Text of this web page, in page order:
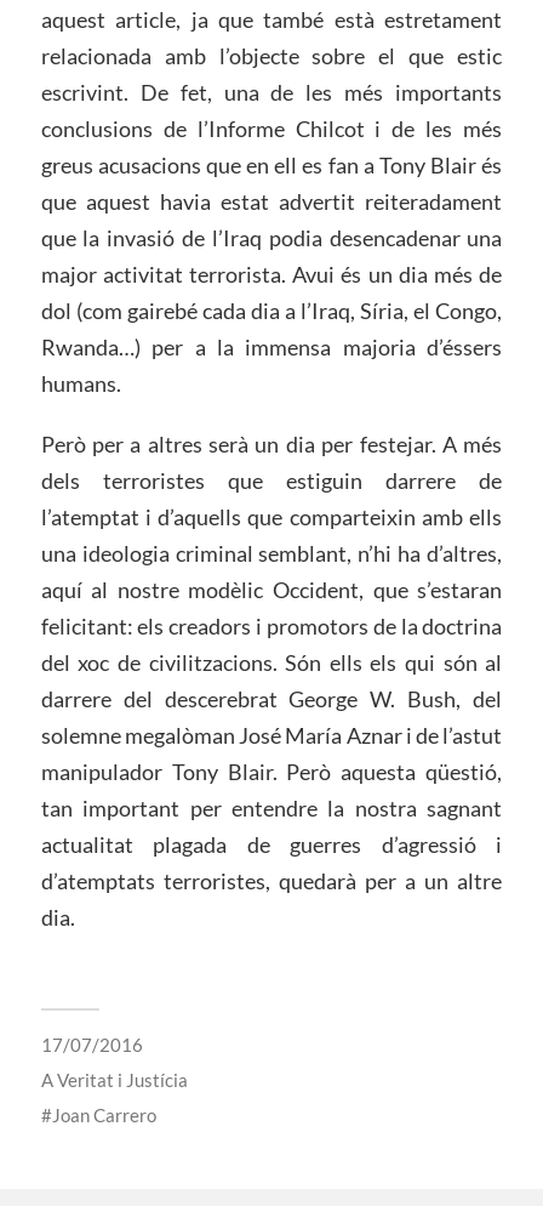
aquest article, ja que també està estretament
relacionada amb l’objecte sobre el que estic
escrivint. De fet, una de les més importants
conclusions de l’Informe Chilcot i de les més
greus acusacions que en ell es fan a Tony Blair és
que aquest havia estat advertit reiteradament
que la invasió de l’Iraq podia desencadenar una
major activitat terrorista. Avui és un dia més de
dol (com gairebé cada dia a l’Iraq, Síria, el Congo,
Rwanda…) per a la immensa majoria d’éssers
humans.
Però per a altres serà un dia per festejar. A més
dels terroristes que estiguin darrere de
l’atemptat i d’aquells que comparteixin amb ells
una ideologia criminal semblant, n’hi ha d’altres,
aquí al nostre modèlic Occident, que s’estaran
felicitant: els creadors i promotors de la doctrina
del xoc de civilitzacions. Són ells els qui són al
darrere del descerebrat George W. Bush, del
solemne megalòman José María Aznar i de l’astut
manipulador Tony Blair. Però aquesta qüestió,
tan important per entendre la nostra sagnant
actualitat plagada de guerres d’agressió i
d’atemptats terroristes, quedarà per a un altre
dia.
17/07/2016
AVeritat i Justícia
Joan Carrero